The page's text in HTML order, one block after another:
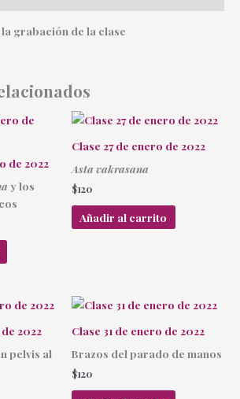
grabación de la clase
de 2022
y los
Clase 27 de enero de 2022
Asta vakrasana
$120
Añadir al carrito
2022
pelvis al
Clase 31 de enero de 2022
Brazos del parado de manos
$120